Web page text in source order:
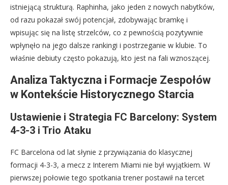
istniejącą strukturą. Raphinha, jako jeden z nowych nabytków,
od razu pokazał swój potencjał, zdobywając bramkę i
wpisując się na listę strzelców, co z pewnością pozytywnie
wpłynęło na jego dalsze rankingi i postrzeganie w klubie. To
właśnie debiuty często pokazują, kto jest na fali wznoszącej.
Analiza Taktyczna i Formacje Zespołów
w Kontekście Historycznego Starcia
Ustawienie i Strategia FC Barcelony: System
4-3-3 i Trio Ataku
FC Barcelona od lat słynie z przywiązania do klasycznej
formacji 4-3-3, a mecz z Interem Miami nie był wyjątkiem. W
pierwszej połowie tego spotkania trener postawił na tercet